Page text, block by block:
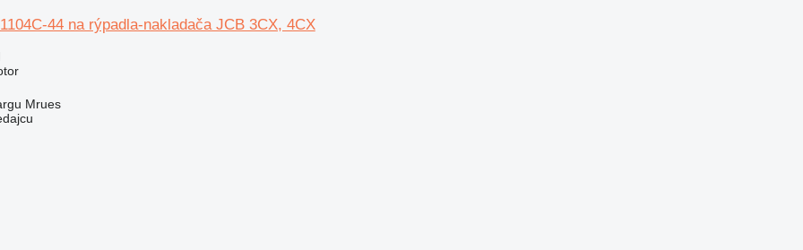
44 na rýpadla-nakladača JCB 3CX, 4CX
Mrues